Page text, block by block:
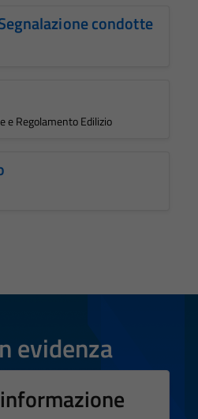
condotte
e Regolamento Edilizio
evidenza